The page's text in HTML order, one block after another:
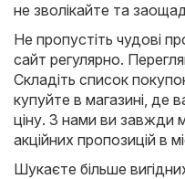
не зволікайте та
Не пропустіть чудові
сайт регулярно.
Складіть список
купуйте в магазині, де
ціну. З нами ви завжди
акційних пропозицій в
Шукаєте більше